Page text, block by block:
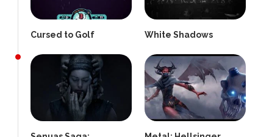
Cursed to Golf White Shadows